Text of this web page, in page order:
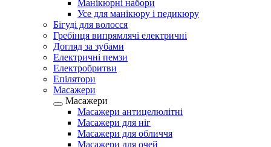
Манікюрні набори
Усе для манікюру і педикюру
Бігуді для волосся
Гребінця випрямлячі електричні
Догляд за зубами
Електричні пемзи
Електробритви
Епілятори
Масажери
Масажери
Масажери антицелюлітні
Масажери для ніг
Масажери для обличчя
Масажери для очей